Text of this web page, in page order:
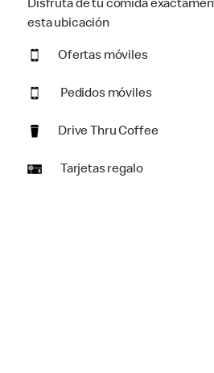
Disfruta de tu comida
esta ubicación
Ofertas móviles
Pedidos móviles
Drive Thru Coffee
Tarjetas regalo